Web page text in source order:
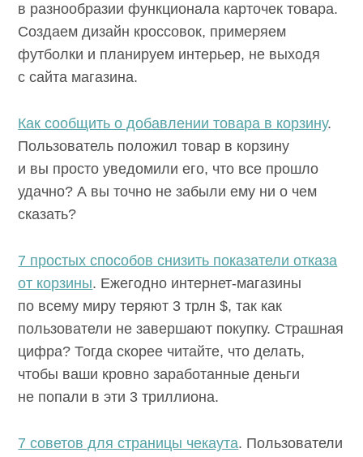
в разнообразии функционала карточек товара.
Создаем дизайн кроссовок, примеряем
футболки и планируем интерьер, не выходя
с сайта магазина.
Как сообщить о добавлении товара в корзину.
Пользователь положил товар в корзину
и вы просто уведомили его, что все прошло
удачно? А вы точно не забыли ему ни о чем
сказать?
7 простых способов снизить показатели отказа
от корзины. Ежегодно интернет-магазины
по всему миру теряют 3 трлн $, так как
пользователи не завершают покупку. Страшная
цифра? Тогда скорее читайте, что делать,
чтобы ваши кровно заработанные деньги
не попали в эти 3 триллиона.
7 советов для страницы чекаута. Пользователи